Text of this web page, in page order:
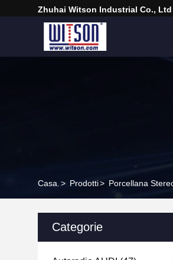
Zhuhai Witson Industrial Co., Ltd
Casa. > Prodotti> Porcellana
Categorie